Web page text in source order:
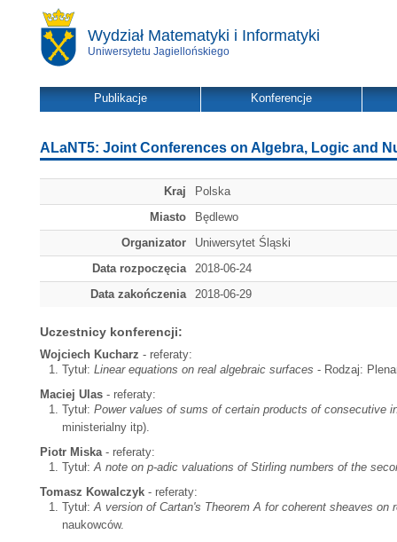
Wydział Matematyki i Informatyki
Uniwersytetu Jagiellońskiego
Publikacje Konferencje
ALaNT5: Joint Conferences on Algebra, Logic and
Kraj
Polska
Miasto
Będlewo
Organizator
Uniwersytet Śląski
Data rozpoczęcia
2018-06-24
Data zakończenia
2018-06-29
Uczestnicy konferencji:
Wojciech Kucharz - referaty:
Tytuł: Linear equations on real algebraic surfaces - Rodzaj:
Maciej Ulas - referaty:
Tytuł: Power values of sums of certain products of consecutive
ministerialny itp).
Piotr Miska- referaty:
Tytuł:A note on p-adic valuations of Stirling numbers of the
Tomasz Kowalczyk - referaty:
Tytuł:A version of Cartan's Theorem A for coherent sheaves on
naukowców.